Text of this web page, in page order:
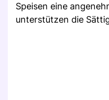
Speisen eine
unterstützen die